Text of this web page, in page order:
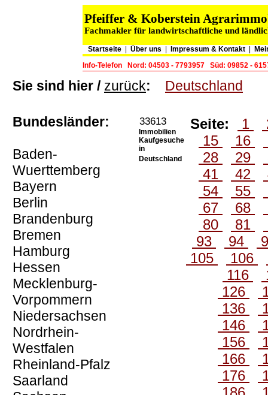
Pfeiffer & Koberstein
Fachmakler für landwirtschaftliche und
Startseite Über uns Impressum & Kontakt
Info-Telefon
Nord: 04503 - 7793957 Süd: 09852 -
Sie sind hier / zurück: Deutschland
Bundesländer:
Baden-
Wuerttemberg
Bayern
Berlin
Brandenburg
Bremen
Hamburg
Hessen
Mecklenburg-
Vorpommern
Niedersachsen
Nordrhein-
Westfalen
Rheinland-Pfalz
Saarland
33613
Immobilien
Kaufgesuche
in
Deutschland
Seite: 1
15
16
28
29
41
42
54
55
67
68
80
81
93
94
105
106
116
126
136
146
156
166
176